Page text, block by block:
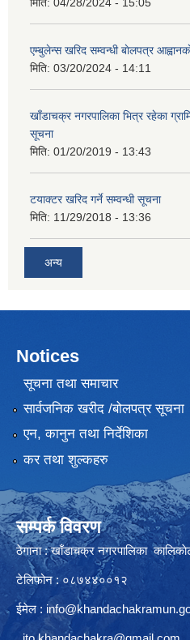
एम्बुलेन्स खरिद सम्वन्धी बाेलपत्र
मिति: 03/20/2024 - 14:11
खाँडाचक्र नगरपालिका भित्र रहेका
सूचना
मिति: 01/20/2019 - 13:43
टयाक्टर खरिद गर्ने सम्वन्धी सूचना
मिति: 11/29/2018 - 13:36
अन्य
Notices
सूचना तथा समाचार
सार्वजनिक खरीद /बोलपत्र सूचना
एन, कानुन तथा निर्देशिका
कर तथा शुल्कहरु
सम्पर्क विवरण
ठेगाना : खाँडाचक्र नगरपालिका
टेलिफोन : ०८७४४००१२
ईमेल :